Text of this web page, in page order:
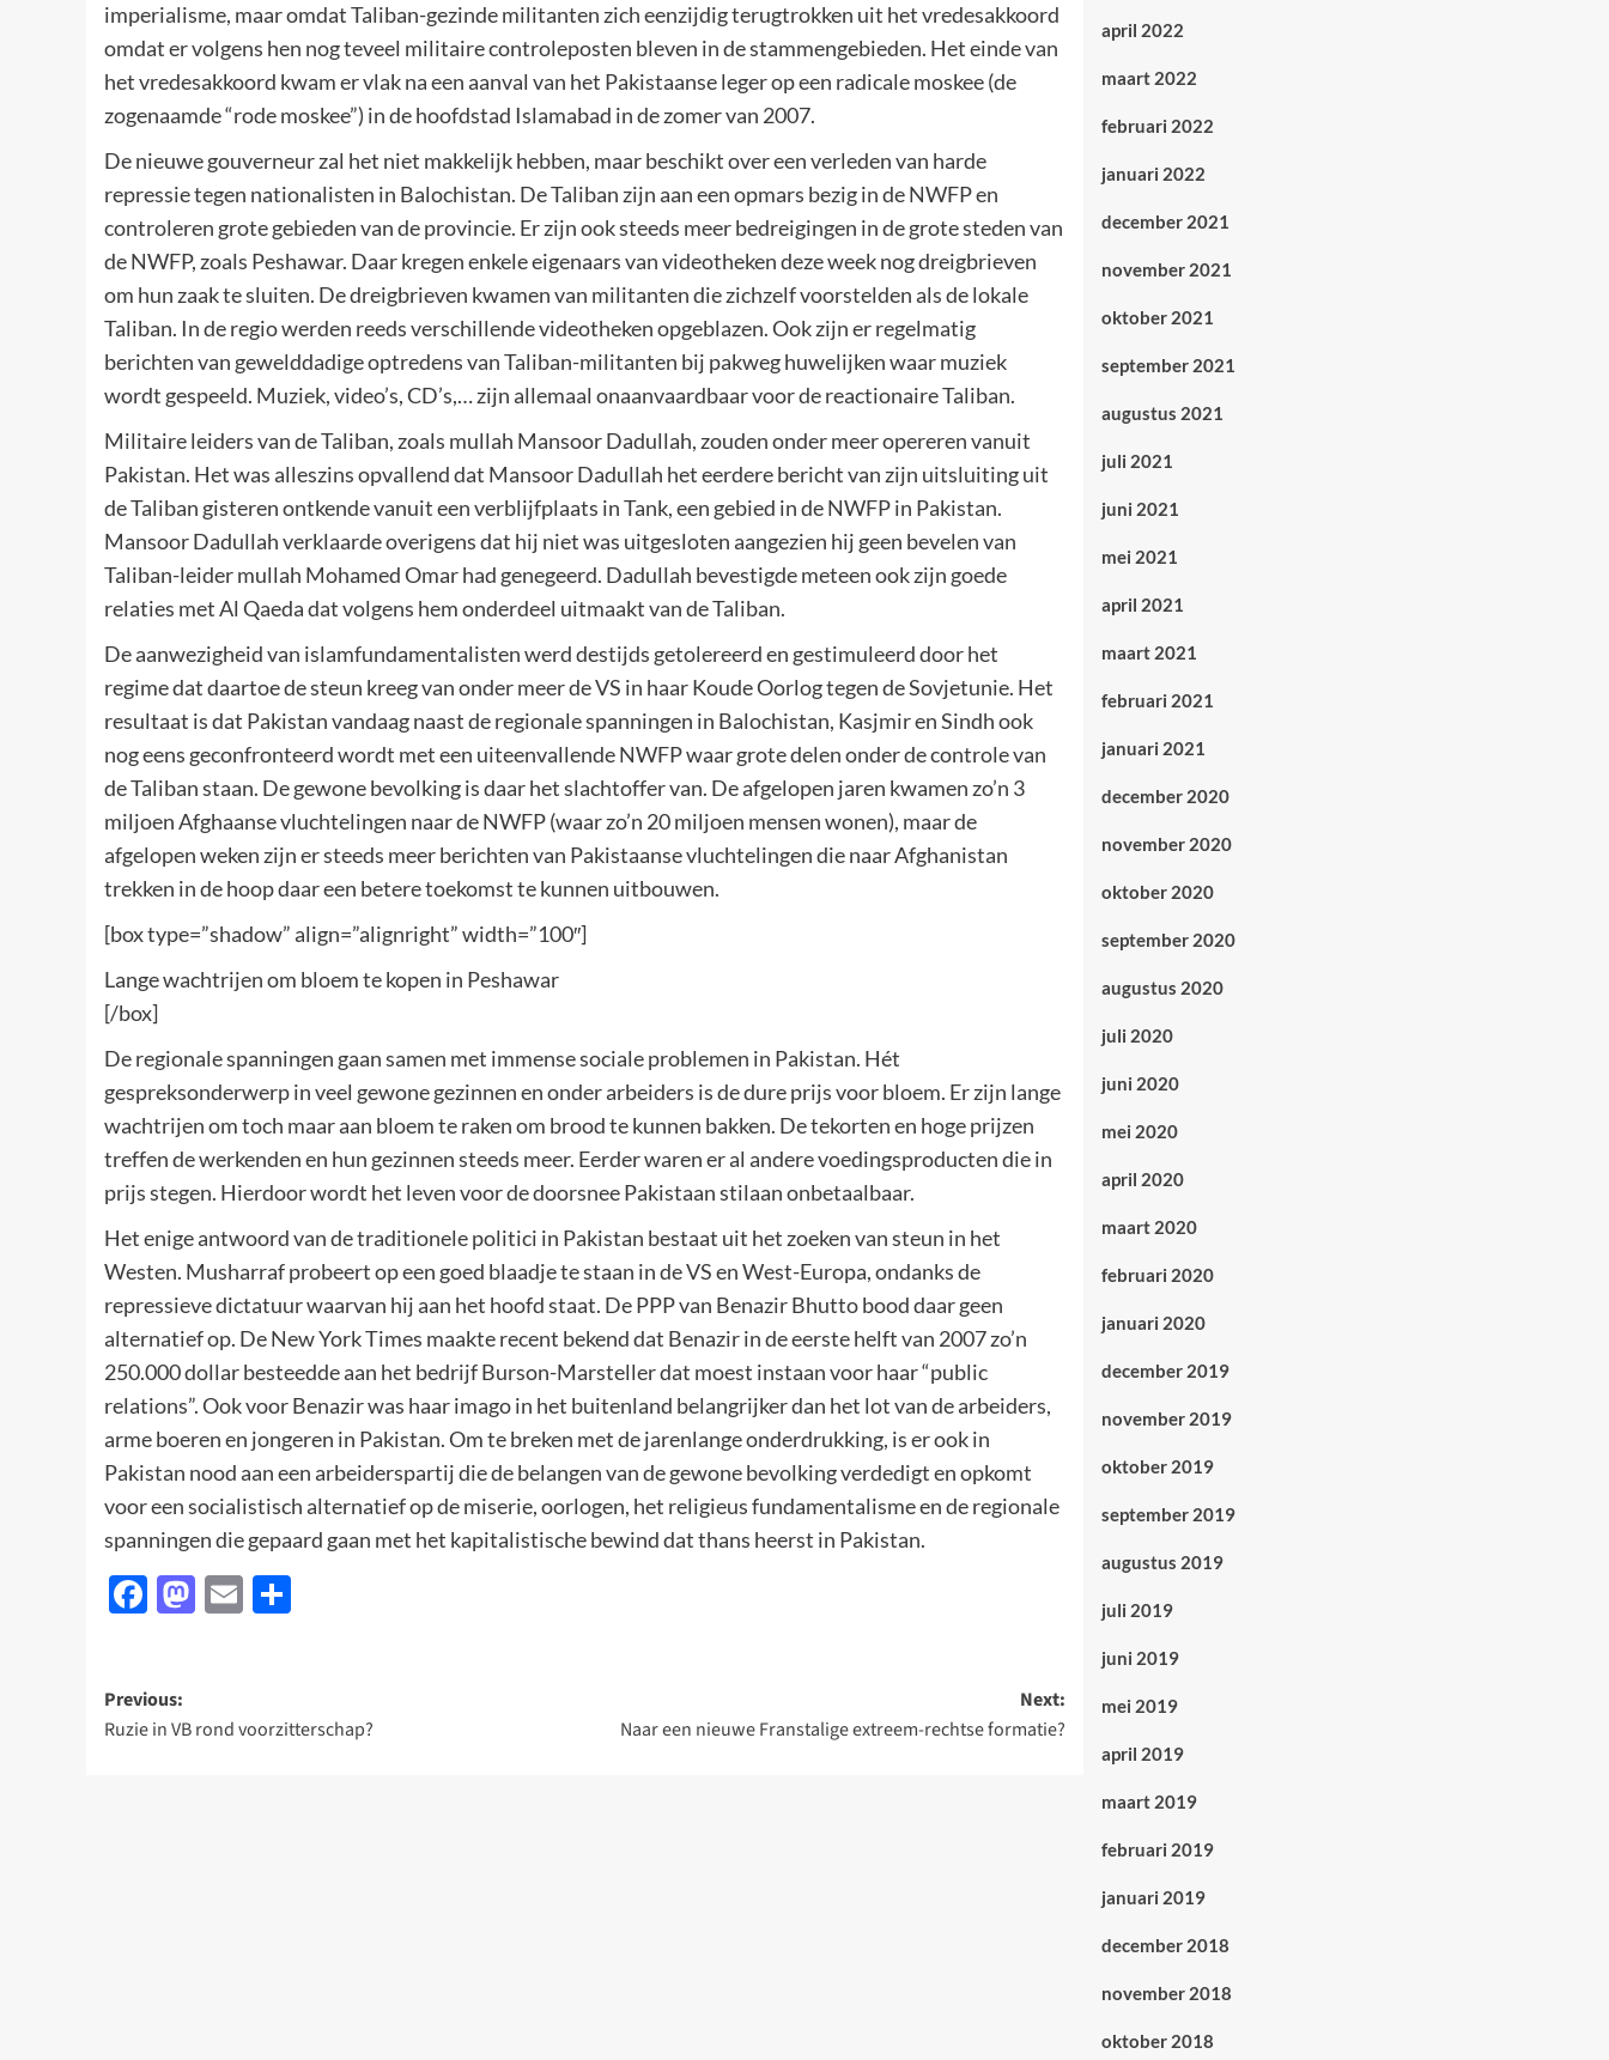
imperialisme, maar omdat Taliban-gezinde militanten zich eenzijdig terugtrokken uit het vredesakkoord
omdat er volgens hen nog teveel militaire controleposten bleven in de stammengebieden. Het einde van
het vredesakkoord kwam er vlak na een aanval van het Pakistaanse leger op een radicale moskee (de
zogenaamde “rode moskee”) in de hoofdstad Islamabad in de zomer van 2007.
De nieuwe gouverneur zal het niet makkelijk hebben, maar beschikt over een verleden van harde
repressie tegen nationalisten in Balochistan. De Taliban zijn aan een opmars bezig in de NWFP en
controleren grote gebieden van de provincie. Er zijn ook steeds meer bedreigingen in de grote steden van
de NWFP, zoals Peshawar. Daar kregen enkele eigenaars van videotheken deze week nog dreigbrieven
om hun zaak te sluiten. De dreigbrieven kwamen van militanten die zichzelf voorstelden als de lokale
Taliban. In de regio werden reeds verschillende videotheken opgeblazen. Ook zijn er regelmatig
berichten van gewelddadige optredens van Taliban-militanten bij pakweg huwelijken waar muziek
wordt gespeeld. Muziek, video’s, CD’s,… zijn allemaal onaanvaardbaar voor de reactionaire Taliban.
Militaire leiders van de Taliban, zoals mullah Mansoor Dadullah, zouden onder meer opereren vanuit
Pakistan. Het was alleszins opvallend dat Mansoor Dadullah het eerdere bericht van zijn uitsluiting uit
de Taliban gisteren ontkende vanuit een verblijfplaats in Tank, een gebied in de NWFP in Pakistan.
Mansoor Dadullah verklaarde overigens dat hij niet was uitgesloten aangezien hij geen bevelen van
Taliban-leider mullah Mohamed Omar had genegeerd. Dadullah bevestigde meteen ook zijn goede
relaties met Al Qaeda dat volgens hem onderdeel uitmaakt van de Taliban.
De aanwezigheid van islamfundamentalisten werd destijds getolereerd en gestimuleerd door het
regime dat daartoe de steun kreeg van onder meer de VS in haar Koude Oorlog tegen de Sovjetunie. Het
resultaat is dat Pakistan vandaag naast de regionale spanningen in Balochistan, Kasjmir en Sindh ook
nog eens geconfronteerd wordt met een uiteenvallende NWFP waar grote delen onder de controle van
de Taliban staan. De gewone bevolking is daar het slachtoffer van. De afgelopen jaren kwamen zo’n 3
miljoen Afghaanse vluchtelingen naar de NWFP (waar zo’n 20 miljoen mensen wonen), maar de
afgelopen weken zijn er steeds meer berichten van Pakistaanse vluchtelingen die naar Afghanistan
trekken in de hoop daar een betere toekomst te kunnen uitbouwen.
[box type=”shadow” align=”alignright” width=”100″]
Lange wachtrijen om bloem te kopen in Peshawar
[/box]
De regionale spanningen gaan samen met immense sociale problemen in Pakistan. Hét
gespreksonderwerp in veel gewone gezinnen en onder arbeiders is de dure prijs voor bloem. Er zijn lange
wachtrijen om toch maar aan bloem te raken om brood te kunnen bakken. De tekorten en hoge prijzen
treffen de werkenden en hun gezinnen steeds meer. Eerder waren er al andere voedingsproducten die in
prijs stegen. Hierdoor wordt het leven voor de doorsnee Pakistaan stilaan onbetaalbaar.
Het enige antwoord van de traditionele politici in Pakistan bestaat uit het zoeken van steun in het
Westen. Musharraf probeert op een goed blaadje te staan in de VS en West-Europa, ondanks de
repressieve dictatuur waarvan hij aan het hoofd staat. De PPP van Benazir Bhutto bood daar geen
alternatief op. De New York Times maakte recent bekend dat Benazir in de eerste helft van 2007 zo’n
250.000 dollar besteedde aan het bedrijf Burson-Marsteller dat moest instaan voor haar “public
relations”. Ook voor Benazir was haar imago in het buitenland belangrijker dan het lot van de arbeiders,
arme boeren en jongeren in Pakistan. Om te breken met de jarenlange onderdrukking, is er ook in
Pakistan nood aan een arbeiderspartij die de belangen van de gewone bevolking verdedigt en opkomt
voor een socialistisch alternatief op de miserie, oorlogen, het religieus fundamentalisme en de regionale
spanningen die gepaard gaan met het kapitalistische bewind dat thans heerst in Pakistan.
Facebook
Mastodon
Email
Post
navigation
Previous:
Ruzie in VB rond voorzitterschap?
Next:
Naar een nieuwe Franstalige extreem-rechtse formatie?
april 2022
maart 2022
februari 2022
januari 2022
december 2021
november 2021
oktober 2021
september 2021
augustus 2021
juli 2021
juni 2021
mei 2021
april 2021
maart 2021
februari 2021
januari 2021
december 2020
november 2020
oktober 2020
september 2020
augustus 2020
juli 2020
juni 2020
mei 2020
april 2020
maart 2020
februari 2020
januari 2020
december 2019
november 2019
oktober 2019
september 2019
augustus 2019
juli 2019
juni 2019
mei 2019
april 2019
maart 2019
februari 2019
januari 2019
december 2018
november 2018
oktober 2018